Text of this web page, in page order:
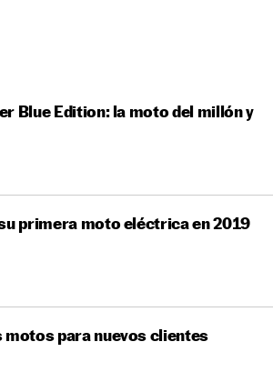
Blue Edition: la moto del millón y
primera moto eléctrica en 2019
motos para nuevos clientes